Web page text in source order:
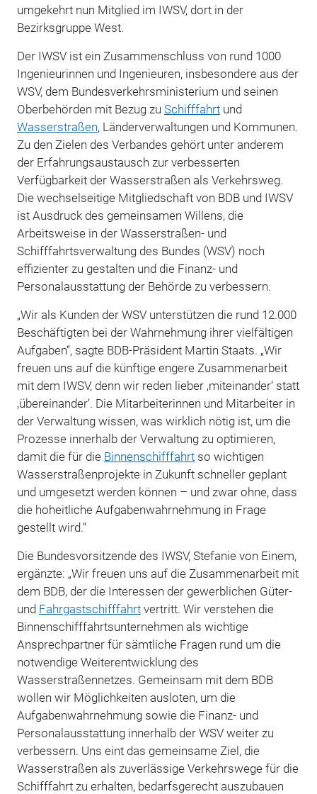
umgekehrt nun Mitglied im IWSV, dort in der
Bezirksgruppe West.
Der IWSV ist ein Zusammenschluss von rund 1000
Ingenieurinnen und Ingenieuren, insbesondere aus der
WSV, dem Bundesverkehrsministerium und seinen
Oberbehörden mit Bezug zu Schifffahrtund
Wasserstraßen, Länderverwaltungen und Kommunen.
Zu den Zielen des Verbandes gehört unter anderem
der Erfahrungsaustausch zur verbesserten
Verfügbarkeit der Wasserstraßen als Verkehrsweg.
Die wechselseitige Mitgliedschaft von BDB und IWSV
ist Ausdruck des gemeinsamen Willens, die
Arbeitsweise in der Wasserstraßen- und
Schifffahrtsverwaltung des Bundes (WSV) noch
effizienter zu gestalten und die Finanz- und
Personalausstattung der Behörde zu verbessern.
„Wir als Kunden der WSV unterstützen die rund 12.000
Beschäftigten bei der Wahrnehmung ihrer vielfältigen
Aufgaben“, sagte BDB-Präsident Martin Staats. „Wir
freuen uns auf die künftige engere Zusammenarbeit
mit dem IWSV, denn wir reden lieber ‚miteinander‘ statt
‚übereinander‘. Die Mitarbeiterinnen und Mitarbeiter in
der Verwaltung wissen, was wirklich nötig ist, um die
Prozesse innerhalb der Verwaltung zu optimieren,
damit die für die Binnenschifffahrtso wichtigen
Wasserstraßenprojekte in Zukunft schneller geplant
und umgesetzt werden können – und zwar ohne, dass
die hoheitliche Aufgabenwahrnehmung in Frage
gestellt wird.“
Die Bundesvorsitzende des IWSV, Stefanie von Einem,
ergänzte: „Wir freuen uns auf die Zusammenarbeit mit
dem BDB, der die Interessen der gewerblichen Güter-
und Fahrgastschifffahrtvertritt. Wir verstehen die
Binnenschifffahrtsunternehmen als wichtige
Ansprechpartner für sämtliche Fragen rund um die
notwendige Weiterentwicklung des
Wasserstraßennetzes. Gemeinsam mit dem BDB
wollen wir Möglichkeiten ausloten, um die
Aufgabenwahrnehmung sowie die Finanz- und
Personalausstattung innerhalb der WSV weiter zu
verbessern. Uns eint das gemeinsame Ziel, die
Wasserstraßen als zuverlässige Verkehrswege für die
Schifffahrt zu erhalten, bedarfsgerecht auszubauen